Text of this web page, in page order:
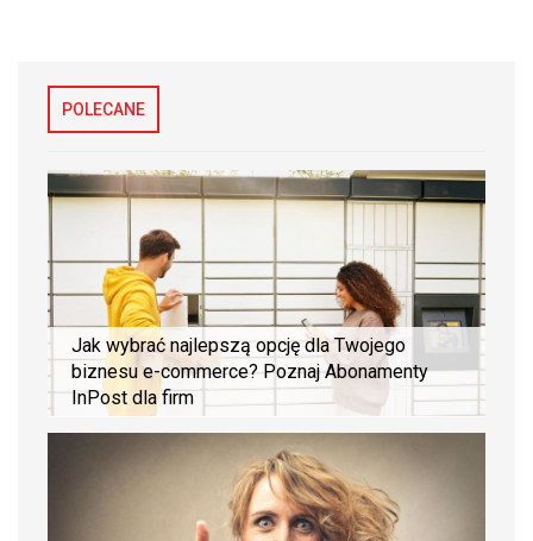
POLECANE
Jak wybrać najlepszą opcję dla Twojego
biznesu e-commerce? Poznaj Abonamenty
InPost dla firm